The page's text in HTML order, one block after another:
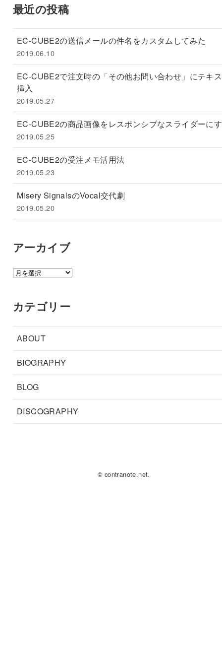
最近の投稿
EC-CUBE2の送信メールの件名をカスタムしてみた
2019.06.10
EC-CUBE2で注文時の「その他お問い合わせ」にテキ
挿入
2019.05.27
EC-CUBE2の商品画像をレスポンシブなスライダーに
2019.05.25
EC-CUBE2の受注メモ活用法
2019.05.23
Misery SignalsのVocal交代劇
2019.05.20
アーカイブ
ア
イ
カテゴリー
ABOUT
BIOGRAPHY
BLOG
DISCOGRAPHY
© contranote.net.